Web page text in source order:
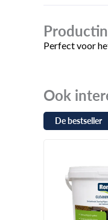
Perfect voor
Ook
De bestseller